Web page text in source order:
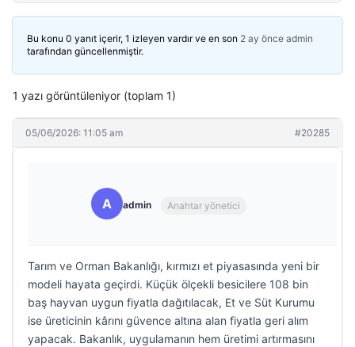
Bu konu 0 yanıt içerir, 1 izleyen vardır ve en son 2 ay önce admin
tarafından güncellenmiştir.
1 yazı görüntüleniyor (toplam 1)
05/06/2026: 11:05 am #20285
A admin Anahtar yönetici
Tarım ve Orman Bakanlığı, kırmızı et piyasasında yeni bir
modeli hayata geçirdi. Küçük ölçekli besicilere 108 bin
baş hayvan uygun fiyatla dağıtılacak, Et ve Süt Kurumu
ise üreticinin kârını güvence altına alan fiyatla geri alım
yapacak. Bakanlık, uygulamanın hem üretimi artırmasını